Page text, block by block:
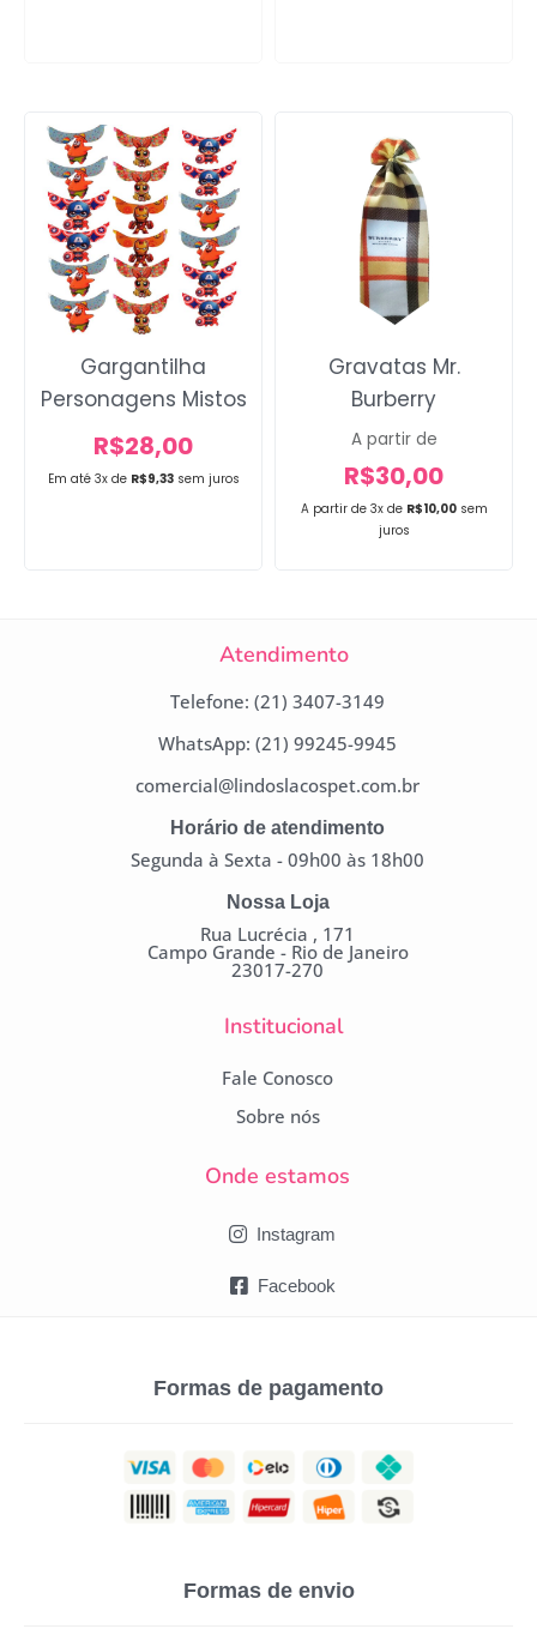
Em até 3x de R$9,33 sem juros
Gargantilha
Personagens Mistos
R$28,00
A partir de 3x de R$10,00 sem
juros
Gravatas Mr.
Burberry
A partir de
R$30,00
Atendimento
Telefone: (21) 3407-3149
WhatsApp: (21) 99245-9945
comercial@lindoslacospet.com.br
Horário de atendimento
Segunda à Sexta - 09h00 às 18h00
Nossa Loja
Rua Lucrécia , 171
Campo Grande - Rio de Janeiro
23017-270
Institucional
Fale Conosco
Sobre nós
Onde estamos
Instagram
Facebook
Formas de pagamento
Formas de envio